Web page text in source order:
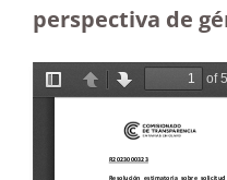
perspectiva de